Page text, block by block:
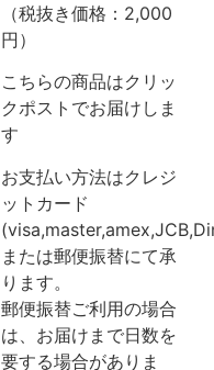
（税抜き価格：2,000
円）
こちらの商品はクリッ
クポストでお届けしま
す
お支払い方法はクレジ
ットカード
または郵便振替にて承
ります。
郵便振替ご利用の場合
は、お届けまで日数を
要する場合がありま